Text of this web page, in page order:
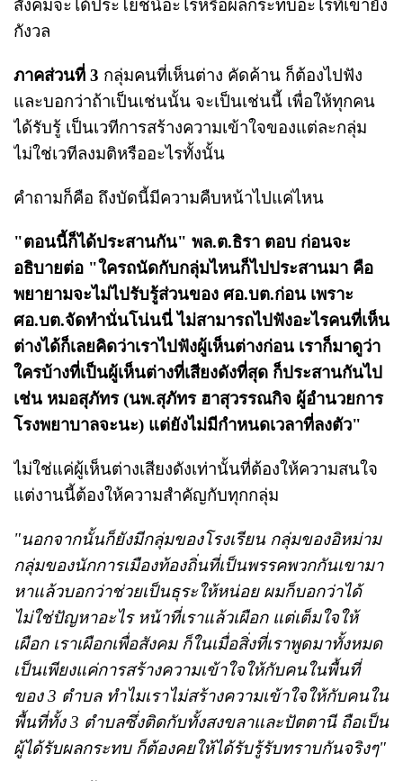
สังคมจะได้ประโยชน์อะไรหรือผลกระทบอะไรที่เขายัง
กังวล
ภาคส่วนที่ 3 กลุ่มคนที่เห็นต่าง คัดค้าน ก็ต้องไปฟัง
และบอกว่าถ้าเป็นเช่นนั้น จะเป็นเช่นนี้ เพื่อให้ทุกคน
ได้รับรู้ เป็นเวทีการสร้างความเข้าใจของแต่ละกลุ่ม
ไม่ใช่เวทีลงมติหรืออะไรทั้งนั้น
คำถามก็คือ ถึงบัดนี้มีความคืบหน้าไปแค่ไหน
"ตอนนี้ก็ได้ประสานกัน" พล.ต.ธิรา ตอบ ก่อนจะ
อธิบายต่อ "ใครถนัดกับกลุ่มไหนก็ไปประสานมา คือ
พยายามจะไม่ไปรับรู้ส่วนของ ศอ.บต.ก่อน เพราะ
ศอ.บต.จัดทำนั่นโน่นนี่ ไม่สามารถไปฟังอะไรคนที่เห็น
ต่างได้ก็เลยคิดว่าเราไปฟังผู้เห็นต่างก่อน เราก็มาดูว่า
ใครบ้างที่เป็นผู้เห็นต่างที่เสียงดังที่สุด ก็ประสานกันไป
เช่น หมอสุภัทร (นพ.สุภัทร ฮาสุวรรณกิจ ผู้อำนวยการ
โรงพยาบาลจะนะ) แต่ยังไม่มีกำหนดเวลาที่ลงตัว"
ไม่ใช่แค่ผู้เห็นต่างเสียงดังเท่านั้นที่ต้องให้ความสนใจ
แต่งานนี้ต้องให้ความสำคัญกับทุกกลุ่ม
"นอกจากนั้นก็ยังมีกลุ่มของโรงเรียน กลุ่มของอิหม่าม
กลุ่มของนักการเมืองท้องถิ่นที่เป็นพรรคพวกกันเขามา
หาแล้วบอกว่าช่วยเป็นธุระให้หน่อย ผมก็บอกว่าได้
ไม่ใช่ปัญหาอะไร หน้าที่เราแล้วเผือก แต่เต็มใจให้
เผือก เราเผือกเพื่อสังคม ก็ในเมื่อสิ่งที่เราพูดมาทั้งหมด
เป็นเพียงแค่การสร้างความเข้าใจให้กับคนในพื้นที่
ของ 3 ตำบล ทำไมเราไม่สร้างความเข้าใจให้กับคนใน
พื้นที่ทั้ง 3 ตำบลซึ่งติดกับทั้งสงขลาและปัตตานี ถือเป็น
ผู้ได้รับผลกระทบ ก็ต้องคยให้ได้รับรู้รับทราบกันจริงๆ"